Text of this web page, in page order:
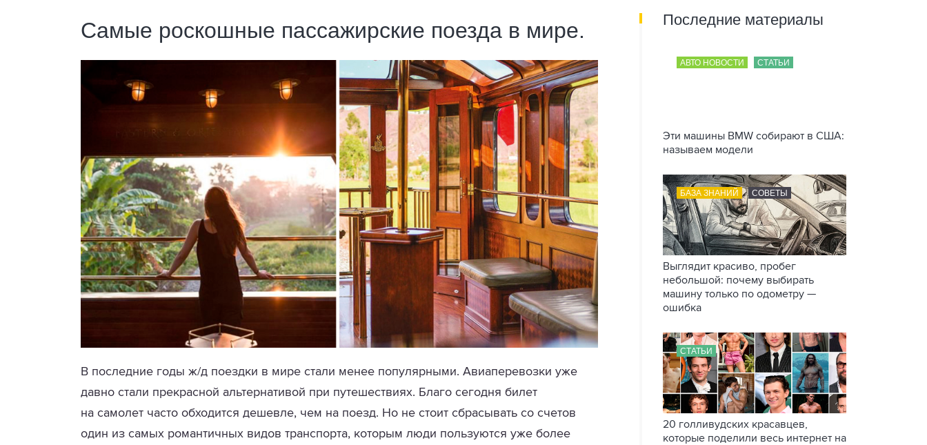
Самые роскошные пассажирские поезда в мире.
В последние годы ж/д поездки в мире стали менее популярными. Авиаперевозки уже
давно стали прекрасной альтернативой при путешествиях. Благо сегодня билет
на самолет часто обходится дешевле, чем на поезд. Но не стоит сбрасывать со счетов
один из самых романтичных видов транспорта, которым люди пользуются уже более
Последние материалы
АВТО НОВОСТИ СТАТЬИ
Эти машины BMW собирают в США:
называем модели
БАЗА ЗНАНИЙ СОВЕТЫ
Выглядит красиво, пробег
небольшой: почему выбирать
машину только по одометру —
ошибка
СТАТЬИ
20 голливудских красавцев,
которые поделили весь интернет на